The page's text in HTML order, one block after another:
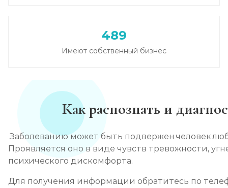
489
Имеют собственный бизнес
Как распознать и
Заболеванию может быть подвержен человек
Проявляется оно в виде чувств тревожности,
психического дискомфорта.
Для получения информации обратитесь по